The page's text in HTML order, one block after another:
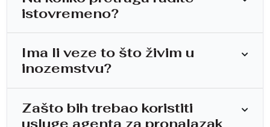
istovremeno?
Ima li veze to što živim u
inozemstvu?
Zašto bih trebao koristiti
usluge agenta za pronalazak